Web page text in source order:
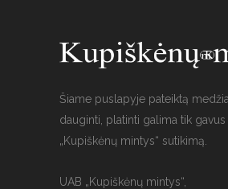
Šiame puslapyje pateiktą
dauginti, platinti galima tik gavus
„Kupiškėnų mintys“ sutikimą.
UAB „Kupiškėnų mintys“,